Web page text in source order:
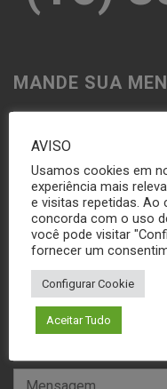
MANDE SUA
AVISO
Usamos cookies em
experiência mais
e visitas repetidas. Ao
concorda com o uso
você pode visitar
fornecer um
Configurar Cookie
Aceitar Tudo